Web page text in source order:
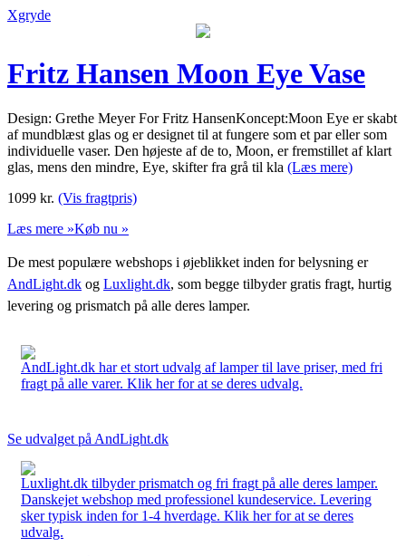
Xgryde
Fritz Hansen Moon Eye Vase
Design: Grethe Meyer For Fritz HansenKoncept:Moon Eye er skabt
af mundblæst glas og er designet til at fungere som et par eller som
individuelle vaser. Den højeste af de to, Moon, er fremstillet af klart
glas, mens den mindre, Eye, skifter fra grå til kla (Læs mere)
1099 kr. (Vis fragtpris)
Læs mere »Køb nu »
De mest populære webshops i øjeblikket inden for belysning er
AndLight.dk og Luxlight.dk, som begge tilbyder gratis fragt, hurtig
levering og prismatch på alle deres lamper.
AndLight.dk har et stort udvalg af lamper til lave priser, med fri
fragt på alle varer. Klik her for at se deres udvalg.
Se udvalget på AndLight.dk
Luxlight.dk tilbyder prismatch og fri fragt på alle deres lamper.
Danskejet webshop med professionel kundeservice. Levering
sker typisk inden for 1-4 hverdage. Klik her for at se deres
udvalg.